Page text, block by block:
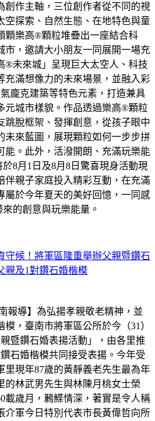
創作主軸，三位創作者從不同的視
空探索、自然生態、在地特色與童
顆樂高®顆粒堆疊出一座結合科
市，邀請大小朋友一同展開一場充
®未來城」呈現巨大太空人、科技
充滿想像力的未來場景，並融入彩
龐克建築等特色元素，打造兼具
元城市樣貌。作品透過樂高®顆粒
跳脫框架、發揮創意，從孩子眼中
未來藍圖，展現顆粒如何一步步拼
能。此外，活潑開朗、充滿玩樂能
8月1日及8月8日驚喜現身活動現
伴親子家庭投入精彩互動，在充滿
屬於今年夏天的美好回憶，一同感
的創意與玩樂能量。
守候！將軍區隆重舉辦父親暨鑽石
親及1對鑽石婚楷模
報導】為弘揚孝親敬老精神，並
，臺南市將軍區公所於今（31）
暨鑽石婚表揚活動」，由各里推
石婚楷模共同接受表揚。今年受
里現年87歲的黃靜義老先生最為年
的林武男先生與林陳月桃女士榮
載歲月，鶼鰈情深，著實是令人稱
介軍今日特別代表市長黃偉哲向所